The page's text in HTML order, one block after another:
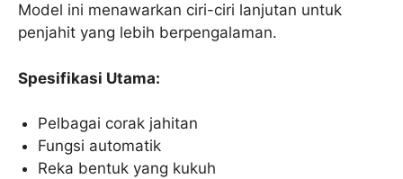
Model ini menawarkan ciri-ciri lanjutan untuk
penjahit yang lebih berpengalaman.
Spesifikasi Utama:
Pelbagai corak jahitan
Fungsi automatik
Reka bentuk yang kukuh